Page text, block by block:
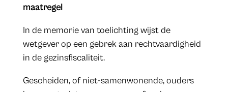
maatregel
In de memorie van toelichting wijst de
wetgever op een gebrek aan rechtvaardigheid
in de gezinsfiscaliteit.
Gescheiden, of niet-samenwonende, ouders